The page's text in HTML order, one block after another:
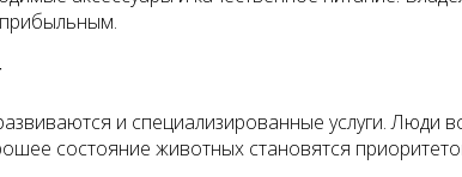
и специализированные услуги.
состояние животных становятся